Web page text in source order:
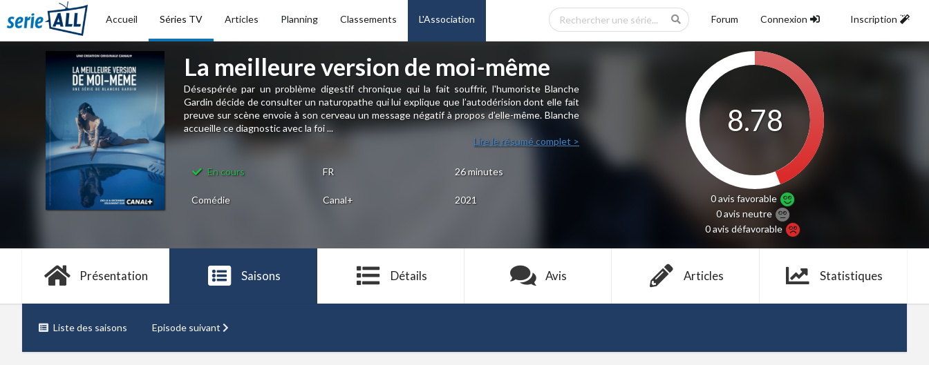
Accueil Séries TV Articles Planning Classements L'Association Forum Connexion Inscription
La meilleure version de moi-même
Désespérée par un problème digestif chronique qui la fait souffrir, l'humoriste Blanche
Gardin décide de consulter un naturopathe qui lui explique que l’autodérision dont elle fait
preuve sur scène envoie à son cerveau un message négatif à propos d’elle-même. Blanche
accueille ce diagnostic avec la foi ...
Lire le résumé complet >
En cours FR 26 minutes
Comédie Canal+ 2021
8.78
0 avisfavorable
0 avis neutre
0 avisdéfavorable
Présentation Saisons Détails Avis Articles Statistiques
Liste des saisons Episode suivant